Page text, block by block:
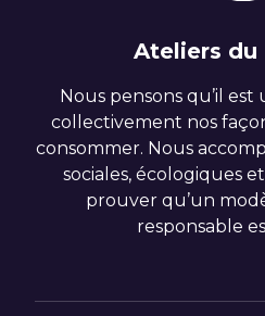
Ateliers du
Nous pensons qu’il
collectivement nos
consommer. Nous
sociales, écologiques
prouver qu’un
responsable